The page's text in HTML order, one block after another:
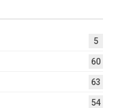
5
60
63
54